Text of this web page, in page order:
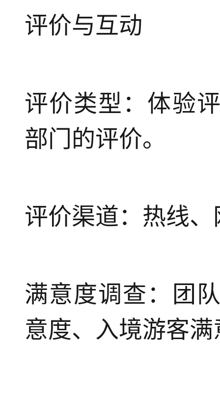
评价与互动
评价类型：体验
部门的评价。
评价渠道：热线
满意度调查：团
意度、入境游客满